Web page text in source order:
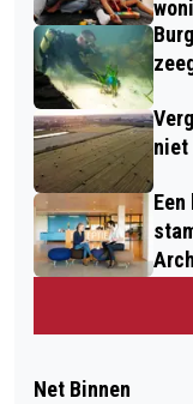
niet
Net Binnen